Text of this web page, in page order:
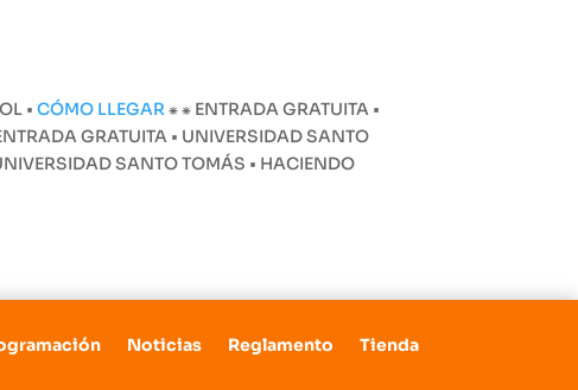
•CÓMO LLEGAR⁕⁕ ENTRADA GRATUITA •
GRATUITA • UNIVERSIDAD SANTO
SANTO TOMÁS • HACIENDO
Noticias Reglamento Tienda